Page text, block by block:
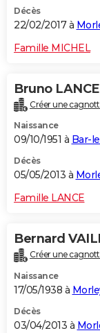
Décès
22/02/2017 à
Famille MICHEL
Bruno LANCE
Créer une
Naissance
09/10/1951 à Bar-
Décès
05/05/2013 à
Famille LANCE
Bernard
Créer une
Naissance
17/05/1938 à
Décès
03/04/2013 à